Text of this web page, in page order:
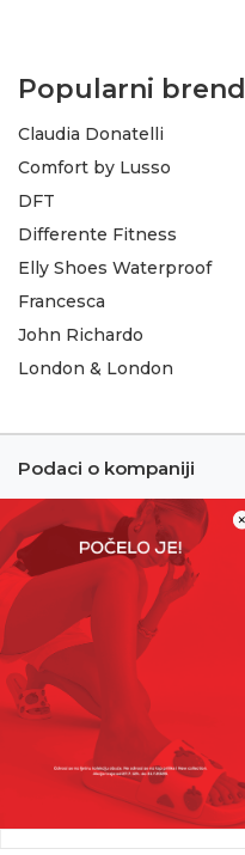
Popularni
Claudia Donatelli
Comfort by Lusso
DFT
Differente Fitness
Elly Shoes Waterproof
Francesca
John Richardo
London & London
Podaci o kompaniji
Informacije
Korisnički servis
Newsletter
Budite u toku sa